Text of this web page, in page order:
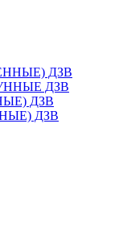
ДЗВ
ДЗВ
ДЗВ
ДЗВ